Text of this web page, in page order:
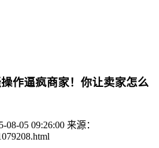
作逼疯商家！你让卖家怎么
08-05 09:26:00 来源：